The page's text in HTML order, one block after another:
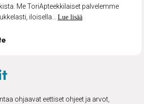
Me ToriApteekkilaiset palvelemme
iloisella... Lue lisää
ohjaavat eettiset ohjeet ja arvot,